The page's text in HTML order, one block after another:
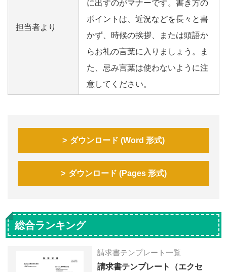
担当者より
に出すのがマナーです。書き方の
ポイントは、近況などを長々と書
かず、時候の挨拶、または頭語か
らお礼の言葉に入りましょう。ま
た、忌み言葉は使わないように注
意してください。
ダウンロード (Word 形式)
ダウンロード (Pages 形式)
総合ランキング
請求書テンプレート一覧
請求書テンプレート（エクセ